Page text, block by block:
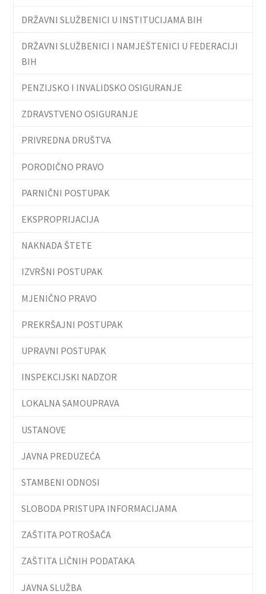
DRŽAVNI SLUŽBENICI U INSTITUCIJAMA BIH
DRŽAVNI SLUŽBENICI I NAMJEŠTENICI U FEDERACIJI
BIH
PENZIJSKO I INVALIDSKO OSIGURANJE
ZDRAVSTVENO OSIGURANJE
PRIVREDNA DRUŠTVA
PORODIČNO PRAVO
PARNIČNI POSTUPAK
EKSPROPRIJACIJA
NAKNADA ŠTETE
IZVRŠNI POSTUPAK
MJENIČNO PRAVO
PREKRŠAJNI POSTUPAK
UPRAVNI POSTUPAK
INSPEKCIJSKI NADZOR
LOKALNA SAMOUPRAVA
USTANOVE
JAVNA PREDUZEĆA
STAMBENI ODNOSI
SLOBODA PRISTUPA INFORMACIJAMA
ZAŠTITA POTROŠAČA
ZAŠTITA LIČNIH PODATAKA
JAVNA SLUŽBA